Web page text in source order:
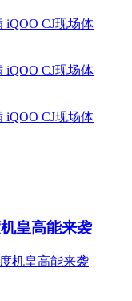
皇高能来袭